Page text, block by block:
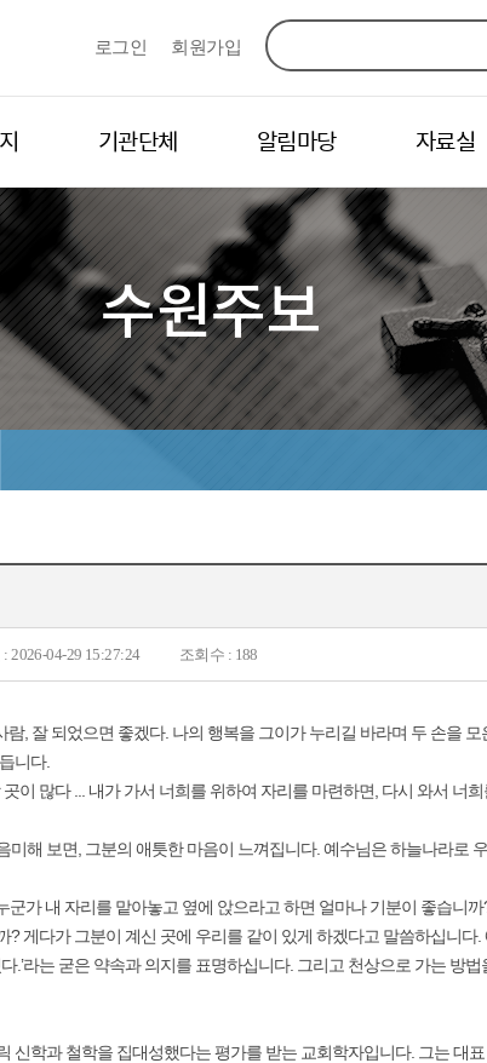
로그인 회원가입
기관단체 알림마당 자료실
수원주보
2026-04-29 15:27:24 조회수 : 188
람, 잘 되었으면 좋겠다. 나의 행복을 그이가 누리길 바라며 두 손을
니다.
이 많다 ... 내가 가서 너희를 위하여 자리를 마련하면, 다시 와서 너
미해 보면, 그분의 애틋한 마음이 느껴집니다. 예수님은 하늘나라로
군가 내 자리를 맡아놓고 옆에 앉으라고 하면 얼마나 기분이 좋습니
게다가 그분이 계신 곳에 우리를 같이 있게 하겠다고 말씀하십니다.
.’라는 굳은 약속과 의지를 표명하십니다. 그리고 천상으로 가는 방
신학과 철학을 집대성했다는 평가를 받는 교회학자입니다. 그는 대표